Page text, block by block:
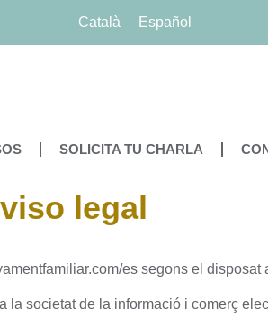
Català Español
SOLICITA TU CHARLA
legal
es segons el disposat
la societat de la informació i comerç